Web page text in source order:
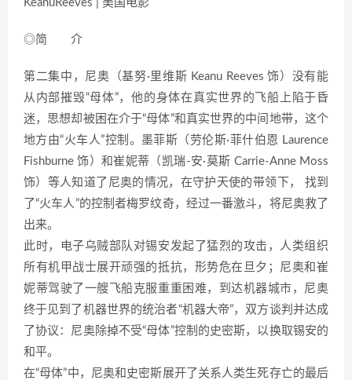
KeanuReeves | 美国电影
◎简 介
第二集中，尼奥（基努·里维斯 Keanu Reeves 饰）没有能
从内部摧毁“母体”，他的身体在真实世界的飞船上陷于昏
迷，思想却被困在介于“母体”和真实世界的中间地带，这个
地方由“火车人”控制。墨菲斯（劳伦斯·菲什伯恩 Laurence
Fishburne 饰）和崔妮蒂（凯瑞-安·莫斯 Carrie-Anne Moss
饰）等人知道了尼奥的情况，在守护天使的带领下， 找到
了“火车人”的控制者梅罗纹奇，经过一番激斗，将尼奥救了
出来。
此时，电子乌贼部队对锡安发起了猛烈的攻击，人类组织
所有机甲战士展开顽强的抵抗，形势危在旦夕；尼奥和崔
妮蒂驾驶了一艘飞船克服重重困难，到达机器城市，尼奥
终于见到了机器世界的统治者“机器大帝”，双方谈判并达成
了协议：尼奥除掉不受“母体”控制的史密斯，以换取锡安的
和平。
在“母体”中，尼奥和史密斯展开了关系人类生死存亡的最后